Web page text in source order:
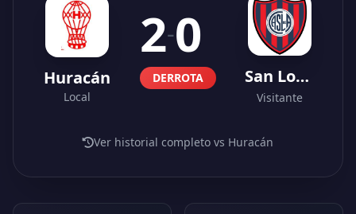
Huracán
Local
2-0
DERROTA San Lorenzo
Visitante
Ver historial completo vs Huracán